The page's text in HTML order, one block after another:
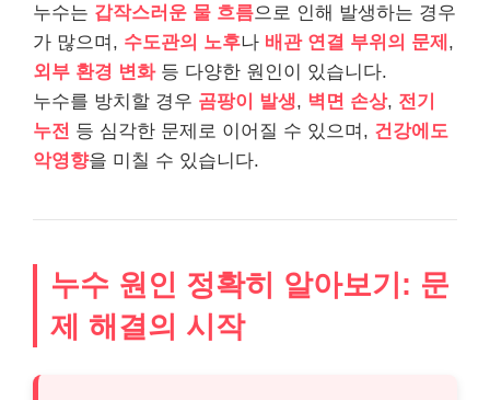
누수는 갑작스러운 물 흐름으로 인해 발생하는 경우
가 많으며, 수도관의 노후나 배관 연결 부위의 문제 ,
외부 환경 변화등 다양한 원인이 있습니다.
누수를 방치할 경우 곰팡이 발생, 벽면 손상, 전기
누전 등 심각한 문제로 이어질 수 있으며, 건강에도
악영향을 미칠 수 있습니다.
누수 원인 정확히 알아보기: 문
제 해결의 시작